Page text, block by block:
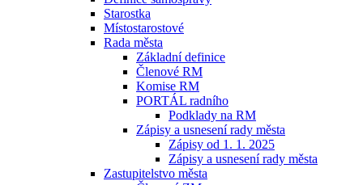
Starostka
Místostarostové
Rada města
Základní definice
Členové RM
Komise RM
PORTÁL radního
Podklady na RM
Zápisy a usnesení rady města
Zápisy od 1. 1. 2025
Zápisy a usnesení rady města
Zastupitelstvo města